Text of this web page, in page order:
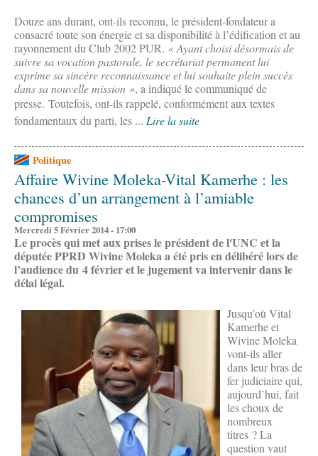
Douze ans durant, ont-ils reconnu, le président-fondateur a
consacré toute son énergie et sa disponibilité à l’édification et au
rayonnement du Club 2002 PUR. « Ayant choisi désormais de
suivre sa vocation pastorale, le secrétariat permanent lui
exprime sa sincère reconnaissance et lui souhaite plein succès
dans sa nouvelle mission », a indiqué le communiqué de
presse. Toutefois, ont-ils rappelé, conformément aux textes
fondamentaux du parti, les ... Lire la suite
Politique
Affaire Wivine Moleka-Vital Kamerhe : les
chances d’un arrangement à l’amiable
compromises
Mercredi 5 Février 2014 - 17:00
Le procès qui met aux prises le président de l'UNC et la
députée PPRD Wivine Moleka a été pris en délibéré lors de
l’audience du 4 février et le jugement va intervenir dans le
délai légal.
Jusqu’où Vital
Kamerhe et
Wivine Moleka
vont-ils aller
dans leur bras de
fer judiciaire qui,
aujourd’hui, fait
les choux de
nombreux
titres ? La
question vaut